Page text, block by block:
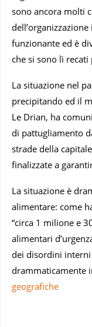
sono ancora molti
funzionante ed è
che si sono lì
La situazione nel
precipitando ed il
Le Drian, ha
di pattugliamento
strade della
finalizzate a
La situazione è
alimentare: come
“circa 1 milione e
alimentari
dei disordini
drammaticamente
geografiche